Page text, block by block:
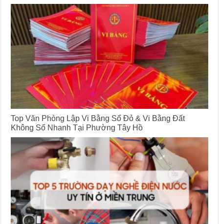
Top Văn Phòng Lập Vi Bằng Sổ Đỏ & Vi Bằng Đất
Không Sổ Nhanh Tại Phường Tây Hồ